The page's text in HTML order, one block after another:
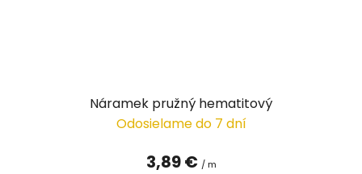
Náramek pružný hematitový
Odosielame do 7 dní
3,89 € / m